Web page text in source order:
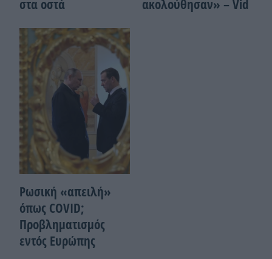
στα οστά
ακολούθησαν» – Vid
Ρωσική «απειλή»
όπως COVID;
Προβληματισμός
εντός Ευρώπης